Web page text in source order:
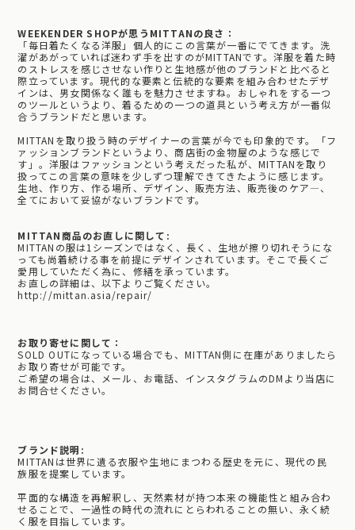
WEEKENDER SHOPが思うMITTANの良さ：
「毎日着たくなる洋服」個人的にこの言葉が一番にでてきます。洗
濯があがっていれば迷わず手を出すのがMITTANです。洋服を着た時
のストレスを感じさせない作りと生地感が他のブランドと比べると
際立っています。現代的な要素と伝統的な要素を組み合わせたデザ
インは、男女関係なく誰もを魅力させますね。おしゃれをする一つ
のツールというより、着るための一つの道具という考え方が一番似
合うブランドだと思います。
MITTANを取り扱う時のデザイナーの言葉が今でも印象的です。「フ
ァッションブランドというより、商店街の金物屋のような感じで
す」。洋服はファッションという考えだった私が、MITTANを取り
扱ってこの言葉の意味を少しずつ理解できてきたように感じます。
生地、作り方、作る場所、デザイン、販売方法、販売後のケア―、
全てにおいて妥協がないブランドです。
MITTAN商品のお直しに関して:
MITTANの服は1シーズンではなく、長く、生地が擦り切れそうにな
っても尚着続ける事を前提にデザインされています。そこで長くご
愛用していただく為に、修繕を承っています。
お直しの詳細は、以下よりご覧ください。
http://mittan.asia/repair/
お取り寄せに関して：
SOLD OUTになっている場合でも、MITTAN側に在庫がありましたら
お取り寄せが可能です。
ご希望の場合は、メール、お電話、インスタグラムのDMより当店に
お問合せください。
ブランド説明:
MITTANは世界に遺る衣服や生地にまつわる歴史を元に、現代の民
族服を提案しています。
平面的な構造を再解釈し、天然素材が持つ本来の機能性と組み合わ
せることで、一過性の時代の流れにとらわれることの無い、永く続
く服を目指しています。